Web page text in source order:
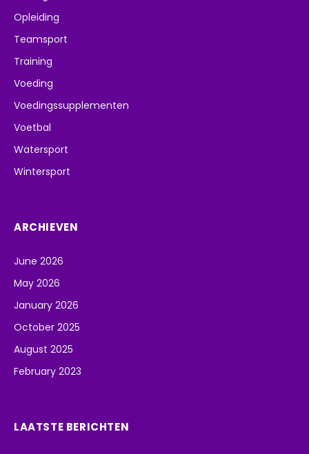
Opleiding
Teamsport
Training
Voeding
Voedingssupplementen
Voetbal
Watersport
Wintersport
ARCHIEVEN
June 2026
May 2026
January 2026
October 2025
August 2025
February 2023
LAATSTE BERICHTEN